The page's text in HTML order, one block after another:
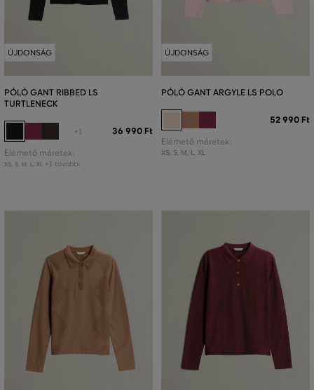
ÚJDONSÁG
PÓLÓ GANT RIBBED LS
TURTLENECK
+1 36 990 Ft
Elérhető méretek:
XS, S, M L XL +1 további
ÚJDONSÁG
PÓLÓ GANT ARGYLE LS POLO
52 990 Ft
Elérhető méretek:
XS, S, M, L, XL